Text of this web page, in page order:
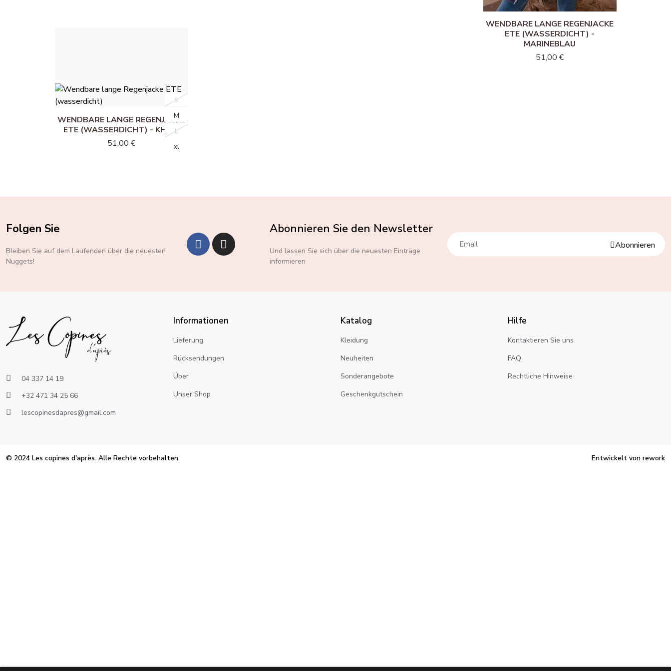
WENDBARE LANGE REGENJACKE
ETE (WASSERDICHT) -
MARINEBLAU
51,00 €
S
M
L
xl
WENDBARE LANGE REGENJACKE
ETE (WASSERDICHT) - KHAKI
51,00 €
S
M
L
xl
Folgen Sie
Bleiben Sie auf dem Laufenden über die neuesten
Nuggets!
Abonnieren Sie den Newsletter
Und lassen Sie sich über die neuesten Einträge
informieren
Abonnieren
04 337 14 19
+32 471 34 25 66
lescopinesdapres@gmail.com
Informationen
Lieferung
Rücksendungen
Über
Unser Shop
Katalog
Kleidung
Neuheiten
Sonderangebote
Geschenkgutschein
Hilfe
Kontaktieren Sie uns
FAQ
Rechtliche Hinweise
© 2024 Les copines d'après. Alle Rechte vorbehalten. Entwickelt von rework